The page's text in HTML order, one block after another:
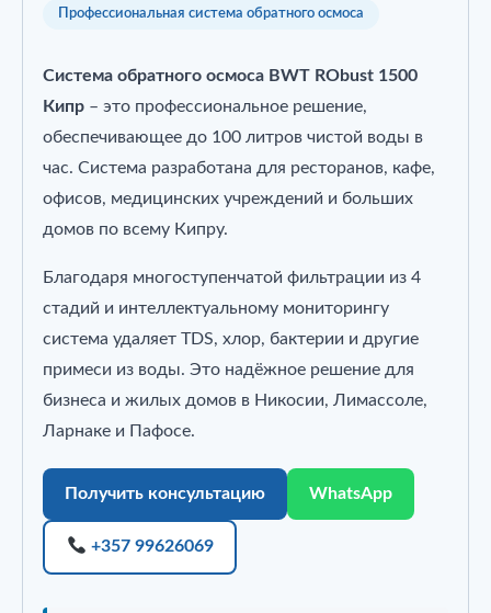
обратного
Профессиональная система обратного осмоса
Система обратного осмоса BWT RObust 1500
Кипр – это профессиональное решение,
обеспечивающее до 100 литров чистой воды в
час. Система разработана для ресторанов, кафе,
офисов, медицинских учреждений и больших
домов по всему Кипру.
Благодаря многоступенчатой фильтрации из 4
стадий и интеллектуальному мониторингу
система удаляет TDS, хлор, бактерии и другие
примеси из воды. Это надёжное решение для
бизнеса и жилых домов в Никосии, Лимассоле,
Ларнаке и Пафосе.
Получить консультацию WhatsApp
+357 99626069